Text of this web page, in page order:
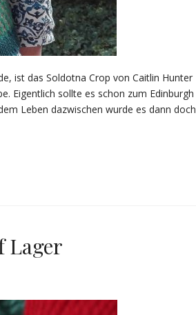
ist das Soldotna Crop von Caitlin Hunter
Eigentlich sollte es schon zum Edinburgh
Leben dazwischen wurde es dann doch
Lager